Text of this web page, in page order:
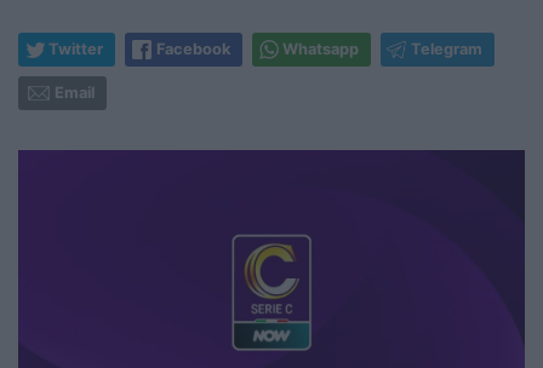
Twitter Facebook Whatsapp Telegram
Email